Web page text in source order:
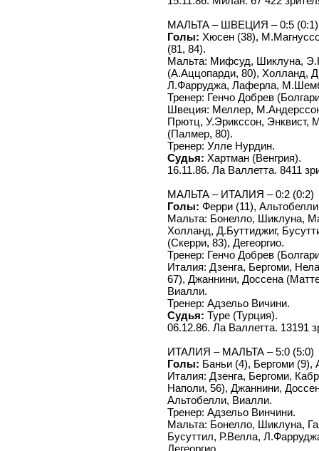
МАЛЬТА – ШВЕЦИЯ – 0:5 (0:1)
Голы: Хюсен (38),
(81, 84).
Мальта: Мифсуд, Шиклуна,
(А.Аццопарди, 80), Холланд,
Л.Фарруджа, Лаферла,
Тренер: Генчо Добрев
Швеция: Меллер,
Прютц, У.Эрикссон, Энквист,
(Палмер, 80).
Тренер: Улле Нурдин.
Судья: Хартман (Венгрия).
16.11.86. Ла Валлетта. 8411
МАЛЬТА – ИТАЛИЯ – 0:2 (0:2)
Голы: Ферри (11),
Мальта: Бонелло, Шиклуна,
Холланд, Д.Буттиджиг,
(Скерри, 83), Дегеоргио.
Тренер: Генчо Добрев
Италия: Дзенга, Бергоми,
67), Джаннини, Доссена
Виалли.
Тренер: Адзельо Вичини.
Судья: Туре (Турция).
06.12.86. Ла Валлетта. 13191
ИТАЛИЯ – МАЛЬТА – 5:0 (5:0)
Голы: Баньи (4), Бергоми (9),
Италия: Дзенга, Бергоми,
Наполи, 56), Джаннини,
Альтобелли, Виалли.
Тренер: Адзельо Винчини.
Мальта: Бонелло, Шиклуна,
Бусуттил, Р.Велла,
Дегеоргио.